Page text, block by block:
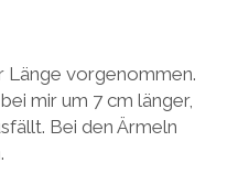
Länge vorgenommen.
mir um 7 cm länger,
Bei den Ärmeln